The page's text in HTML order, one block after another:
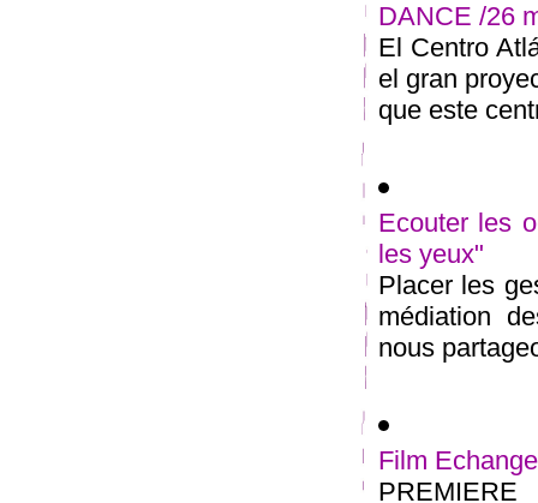
DANCE /26
El Centro
el gran
que este
Ecouter les
les yeux"
Placer les
médiation
nous
Film